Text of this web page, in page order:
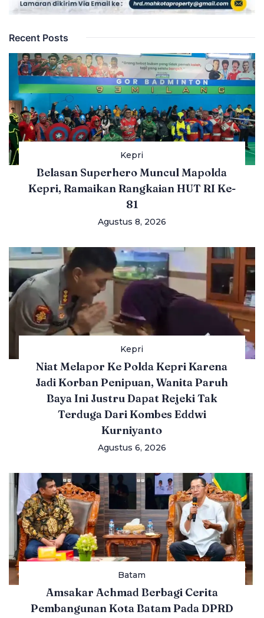
Recent Posts
Kepri
Belasan Superhero Muncul Mapolda
Kepri, Ramaikan Rangkaian HUT RI Ke-
81
Agustus 8, 2026
Kepri
Niat Melapor Ke Polda Kepri Karena
Jadi Korban Penipuan, Wanita Paruh
Baya Ini Justru Dapat Rejeki Tak
Terduga Dari Kombes Eddwi
Kurniyanto
Agustus 6, 2026
Batam
Amsakar Achmad Berbagi Cerita
Pembangunan Kota Batam Pada DPRD